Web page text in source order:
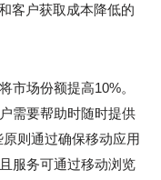
客户获取成本降低的
市场份额提高10%。
需要帮助时随时提供
则通过确保移动应用
服务可通过移动浏览